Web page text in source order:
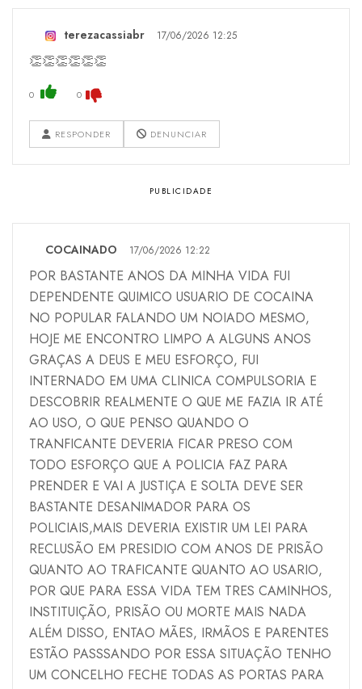
terezacassiabr 17/06/2026 12:25
👏👏👏👏👏👏
0 0
RESPONDER DENUNCIAR
COCAINADO 17/06/2026 12:22
POR BASTANTE ANOS DA MINHA VIDA FUI
DEPENDENTE QUIMICO USUARIO DE COCAINA
NO POPULAR FALANDO UM NOIADO MESMO,
HOJE ME ENCONTRO LIMPO A ALGUNS ANOS
GRAÇAS A DEUS E MEU ESFORÇO, FUI
INTERNADO EM UMA CLINICA COMPULSORIA E
DESCOBRIR REALMENTE O QUE ME FAZIA IR ATÉ
AO USO, O QUE PENSO QUANDO O
TRANFICANTE DEVERIA FICAR PRESO COM
TODO ESFORÇO QUE A POLICIA FAZ PARA
PRENDER E VAI A JUSTIÇA E SOLTA DEVE SER
BASTANTE DESANIMADOR PARA OS
POLICIAIS,MAIS DEVERIA EXISTIR UM LEI PARA
RECLUSÃO EM PRESIDIO COM ANOS DE PRISÃO
QUANTO AO TRAFICANTE QUANTO AO USARIO,
POR QUE PARA ESSA VIDA TEM TRES CAMINHOS,
INSTITUIÇÃO, PRISÃO OU MORTE MAIS NADA
ALÉM DISSO, ENTAO MÃES, IRMÃOS E PARENTES
ESTÃO PASSSANDO POR ESSA SITUAÇÃO TENHO
UM CONCELHO FECHE TODAS AS PORTAS PARA